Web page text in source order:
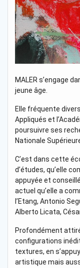
MALER s’engage
jeune âge.
Elle fréquente
Appliqués et
poursuivre ses
Nationale
C’est dans cette
d’études, qu’elle
appuyée et
actuel qu’elle a
l’Etang, Antonio
Alberto Licata,
Profondément
configurations
textures, en
artistique mais